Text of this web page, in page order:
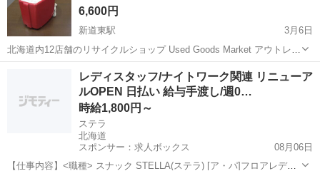
6,600円
新道東駅
3月6日
北海道内12店舗のリサイクルショップ Used Goods Market アウトレッ
トモノハウス新道東店です。 ---------------------------------------------------...
新道東駅 キッチン家電 電機
レディスタッフ/ナイトワーク関連 リニューア
ルOPEN 日払い 給与手渡し/週0…
時給1,800円～
ステラ
北海道
スポンサー：求人ボックス
08月06日
【仕事内容】<職種> スナック STELLA(ステラ) [ア・パ]フロアレデ